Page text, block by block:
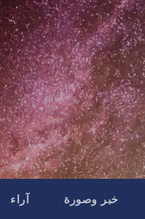
خبر وصورة آراء